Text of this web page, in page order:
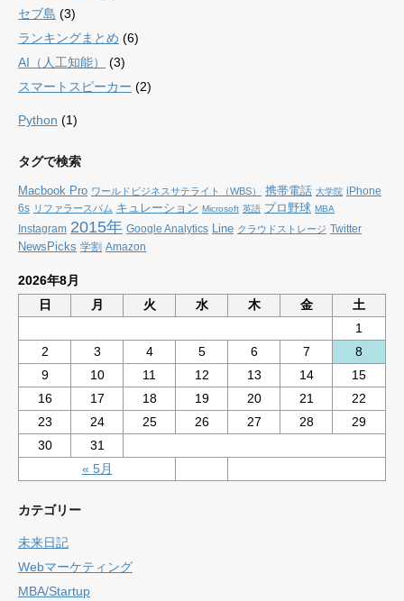
セブ島 (3)
ランキングまとめ (6)
AI（人工知能）
(3)
スマートスピーカー (2)
Python (1)
タグで検索
Macbook Pro ワールドビジネスサテライト（WBS） 携帯電話 大学院 iPhone
6s リファラースパム キュレーション Microsoft 英語 プロ野球 MBA
Instagram 2015年 Google Analytics Line クラウドストレージ Twitter
NewsPicks 学割 Amazon
2026年8月
日
月 火 水 木 金 土
« 5月
1
2
3 4 5 6 7
8
9
10 11 12 13 14
15
16
17 18 19 20 21
22
23
24 25 26 27 28
29
30
31
カテゴリー
未来日記
Webマーケティング
MBA/Startup